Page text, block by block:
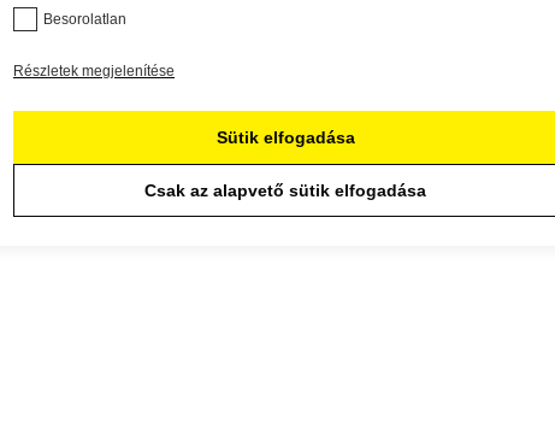
Besorolatlan
Részletek megjelenítése
Sütik elfogadása
Csak az alapvető sütik elfogadása